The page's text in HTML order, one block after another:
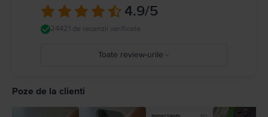
4.9/5
24421 de recenzii verificate
Toate review-urile
Poze de la clienti